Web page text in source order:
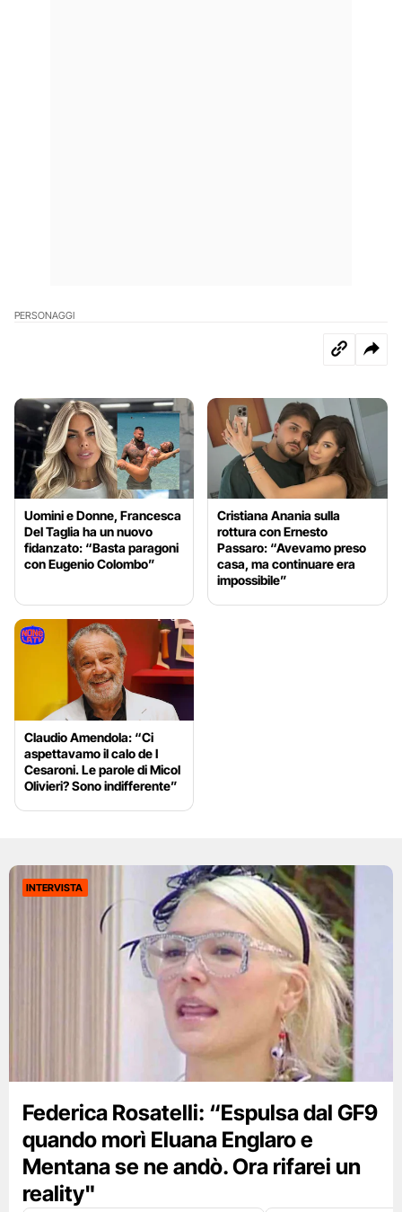
PERSONAGGI
Uomini e Donne, Francesca
Del Taglia ha un nuovo
fidanzato: “Basta paragoni
con Eugenio Colombo”
Cristiana Anania sulla
rottura con Ernesto
Passaro: “Avevamo preso
casa, ma continuare era
impossibile”
Claudio Amendola: “Ci
aspettavamo il calo de I
Cesaroni. Le parole di Micol
Olivieri? Sono indifferente”
INTERVISTA
Federica Rosatelli: “Espulsa dal GF9
quando morì Eluana Englaro e
Mentana se ne andò. Ora rifarei un
reality"